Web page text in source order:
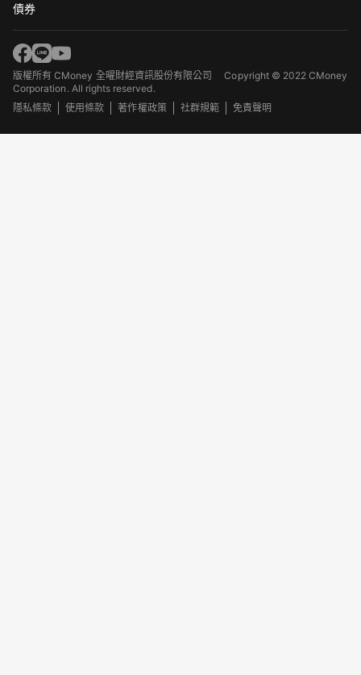
債券
版權所有 CMoney 全曜財經資訊股份有限公司Copyright © 2022 CMoney
Corporation. All rights reserved.
隱私條款
使用條款 著作權政策 社群規範 免責聲明